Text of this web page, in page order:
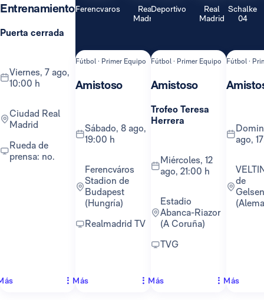
Entrenamiento
Puerta cerrada
viernes, 7 ago,
10:00 h
Ciudad Real
Madrid
Rueda de
prensa: no.
Ferencvaros
Real
Madrid
Fútbol · Primer Equipo
Amistoso
sábado, 8 ago,
19:00 h
Ferencváros
Stadion de
Budapest
(Hungría)
Realmadrid TV
Más
Deportivo
Real
Madrid
Fútbol · Primer Equipo
Amistoso
Trofeo Teresa
Herrera
miércoles, 12
ago, 21:00 h
Estadio
Abanca-Riazor
(A Coruña)
TVG
Más
Schalke
04
Fútbol ·
domingo, 16
ago,
VELTINS-Arena
de
Más